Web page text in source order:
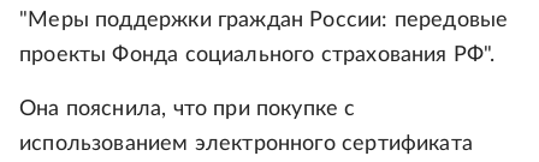
"Меры поддержки граждан России: передовые
проекты Фонда социального страхования РФ".
Она пояснила, что при покупке с
использованием электронного сертификата